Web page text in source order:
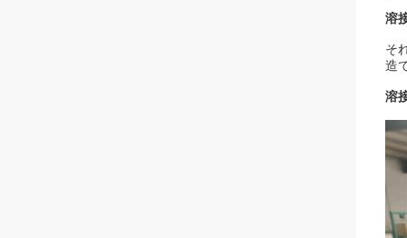
溶
そ
造
溶